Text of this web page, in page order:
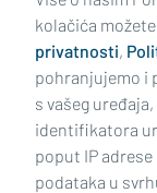
kolačića
privatnosti,
pohranjujemo i
s vašeg
identifikatora
poput IP
podataka u